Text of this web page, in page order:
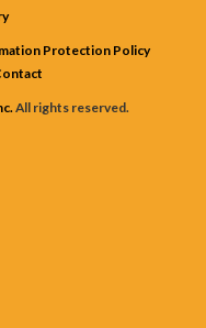
Protection Policy
All rights reserved.